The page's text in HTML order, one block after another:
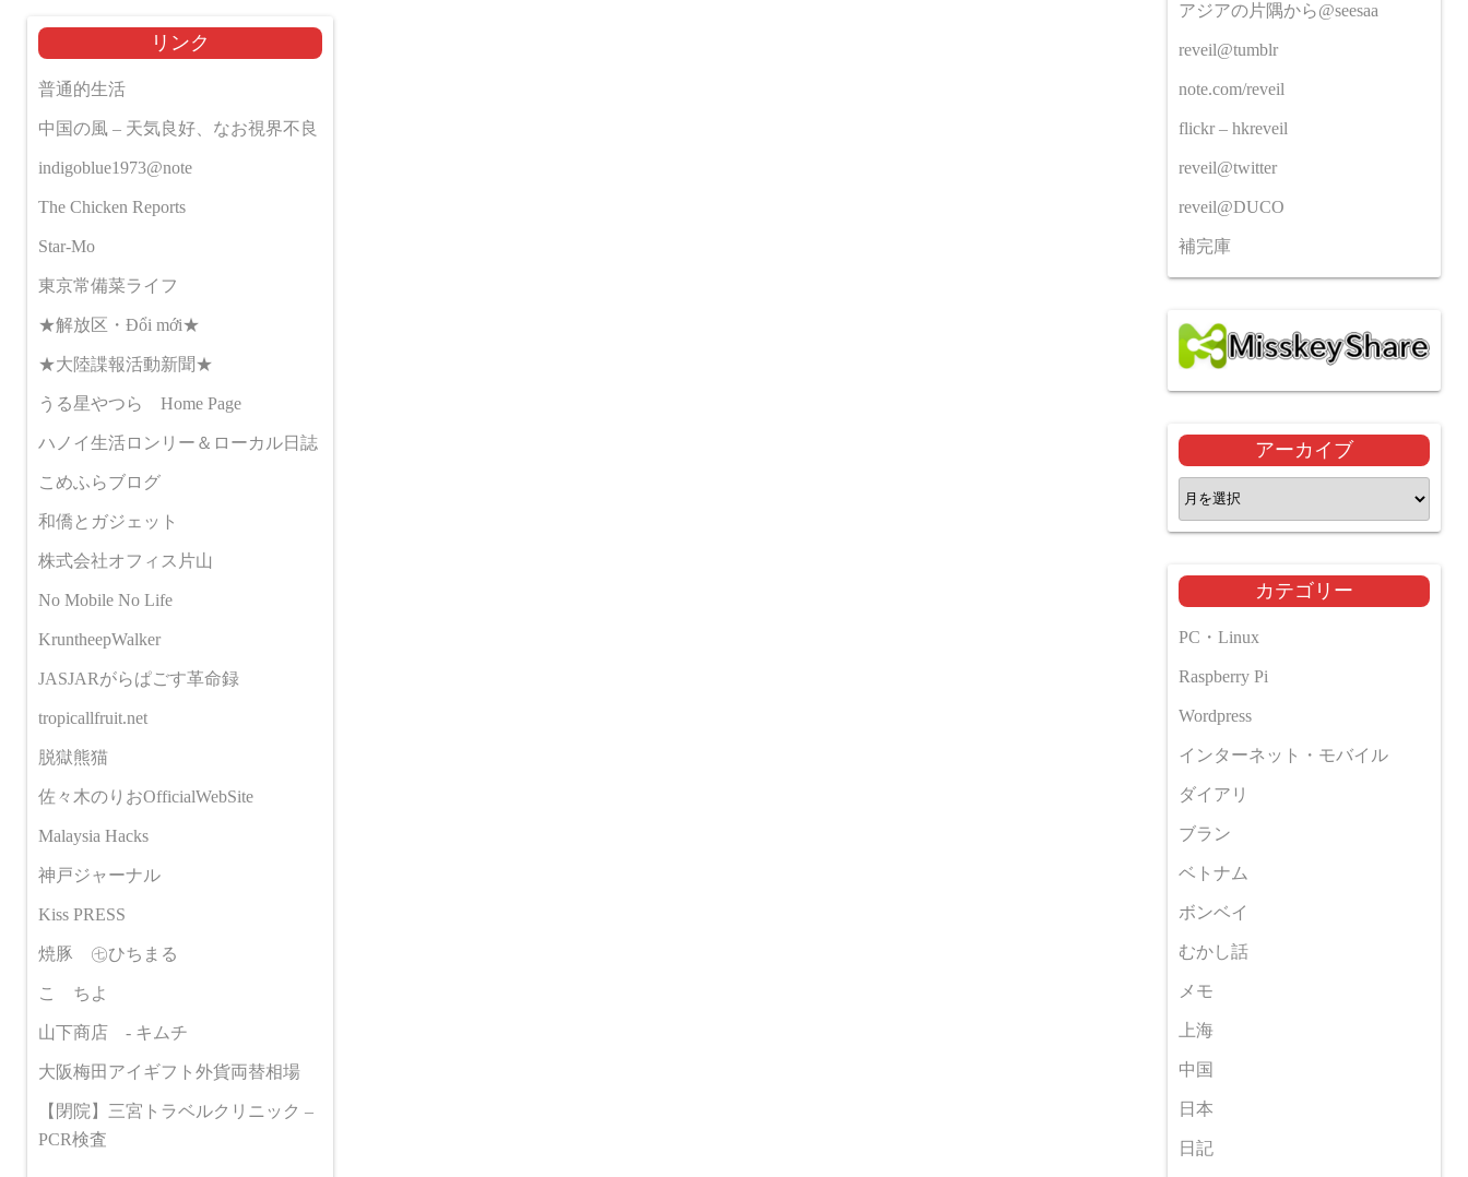
リンク
普通的生活
中国の風 – 天気良好、なお視界不良
indigoblue1973@note
The Chicken Reports
Star-Mo
東京常備菜ライフ
★解放区・Đổi mới★
★大陸諜報活動新聞★
うる星やつら Home Page
ハノイ生活ロンリー＆ローカル日誌
こめふらブログ
和僑とガジェット
株式会社オフィス片山
No Mobile No Life
KruntheepWalker
JASJARがらぱごす革命録
tropicallfruit.net
脱獄熊猫
佐々木のりおOfficialWebSite
Malaysia Hacks
神戸ジャーナル
Kiss PRESS
焼豚 ㊆ひちまる
こゝちよ
山下商店 - キムチ
大阪梅田アイギフト外貨両替相場
【閉院】三宮トラベルクリニック –
PCR検査
アジアの片隅から@seesaa
reveil@tumblr
note.com/reveil
flickr – hkreveil
reveil@twitter
reveil@DUCO
補完庫
アーカイブ
ア
ー
イ
ブ
カテゴリー
PC・Linux
Raspberry Pi
Wordpress
インターネット・モバイル
ダイアリ
ブラン
ベトナム
ボンベイ
むかし話
メモ
上海
中国
日本
日記